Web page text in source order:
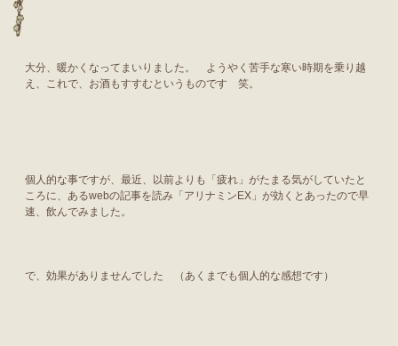
大分、暖かくなってまいりました。 ようやく苦手な寒い時期を乗り越
え、これで、お酒もすすむというものです 笑。
個人的な事ですが、最近、以前よりも「疲れ」がたまる気がしていたと
ころに、あるwebの記事を読み「アリナミンEX」が効くとあったので早
速、飲んでみました。
で、効果がありませんでした （あくまでも個人的な感想です）